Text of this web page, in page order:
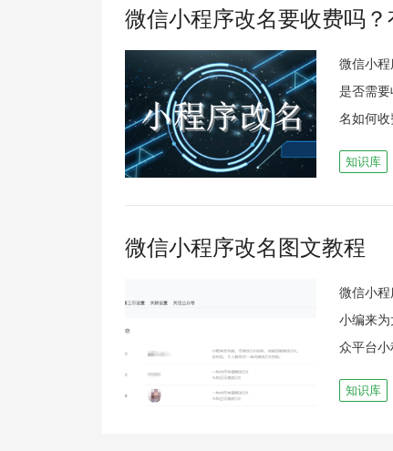
微信小程序改名要收费吗
微信小
是否需
名如何
知识库
微信小程序改名图文教程
微信小
小编来
众平台
知识库